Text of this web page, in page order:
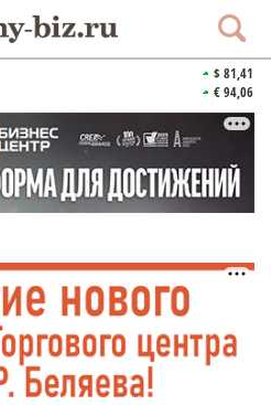
$ 81,41
€ 94,06